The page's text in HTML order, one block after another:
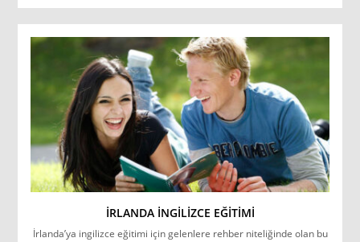
İRLANDA İNGILIZCE EĞITIMI
İrlanda’ya ingilizce eğitimi için gelenlere rehber niteliğinde olan bu